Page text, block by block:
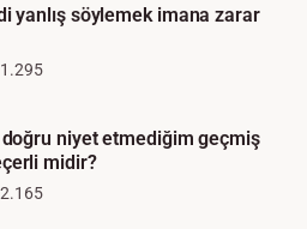
yanlış söylemek imana zarar
1.295
niyet etmediğim geçmiş
midir?
2.165